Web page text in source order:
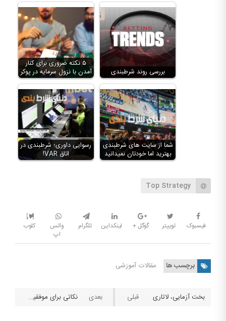
۵ نکته ضروری برای کنار
آمدن با نزول سرمایه در پوکر
بررسی روند شرطبندی
رسوایی داوری؛ شرطبندی در
اتاق VAR!
شما از سایت های شرطبندی
بهترید اما خودتان نمیدانید
Top Strategy
فیسبوک توییتر گوگل + لینکداین تلگرام
واتس
اپ
کلوب
برچسب ها مقالات آموزشی
بخت آزمایی، لاتاری نکاتی برای موفقیت بیشتر در پیش بینی لایو یا زنده فوتبال